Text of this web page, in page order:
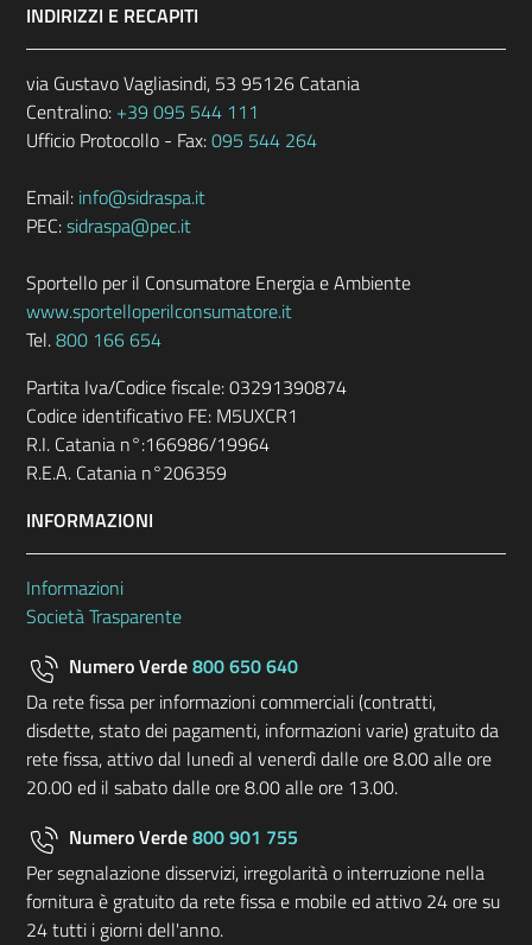
INDIRIZZI E RECAPITI
via Gustavo Vagliasindi, 53 95126 Catania
Centralino: +39 095 544 111
Ufficio Protocollo - Fax:095 544 264
Email: info@sidraspa.it
PEC:sidraspa@pec.it
Sportello per il Consumatore Energia e Ambiente
www.sportelloperilconsumatore.it
Tel.800 166 654
Partita Iva/Codice fiscale: 03291390874
Codice identificativo FE: M5UXCR1
R.I. Catania n°:166986/19964
R.E.A. Catania n°206359
INFORMAZIONI
Informazioni
Società Trasparente
Numero Verde800 650 640
Da rete fissa per informazioni commerciali (contratti,
disdette, stato dei pagamenti, informazioni varie) gratuito da
rete fissa, attivo dal lunedì al venerdì dalle ore 8.00 alle ore
20.00 ed il sabato dalle ore 8.00 alle ore 13.00.
Numero Verde800 901 755
Per segnalazione disservizi, irregolarità o interruzione nella
fornitura è gratuito da rete fissa e mobile ed attivo 24 ore su
24 tutti i giorni dell'anno.